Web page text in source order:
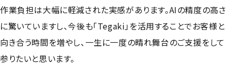
作業負担は大幅に軽減された実感があります。AIの精度の高さ
に驚いていますし、今後も「Tegaki」を活用することでお客様と
向き合う時間を増やし、一生に一度の晴れ舞台のご支援をして
参りたいと思います。